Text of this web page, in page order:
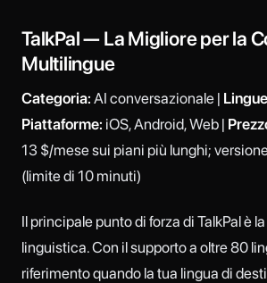
TalkPal — La Migliore per la
Multilingue
Categoria: AI conversazionale |
Piattaforme: iOS, Android, Web |
13 $/mese sui piani più lunghi;
(limite di 10 minuti)
Il principale punto di forza di TalkPal è
linguistica. Con il supporto a oltre 80
riferimento quando la tua lingua di